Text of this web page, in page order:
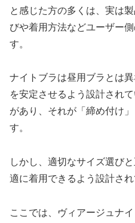
と感じた方の多くは、実は
びや着用方法などユーザー
す。
ナイトブラは昼用ブラとは
を安定させるよう設計され
があり、それが「締め付け
す。
しかし、適切なサイズ選び
適に着用できるよう設計され
ここでは、ヴィアージュナ